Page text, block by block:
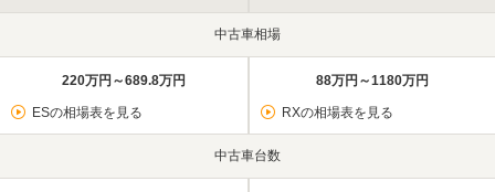
中古車相場
220万円～689.8万円
ESの相場表を見る
88万円～1180万円
RXの相場表を見る
中古車台数